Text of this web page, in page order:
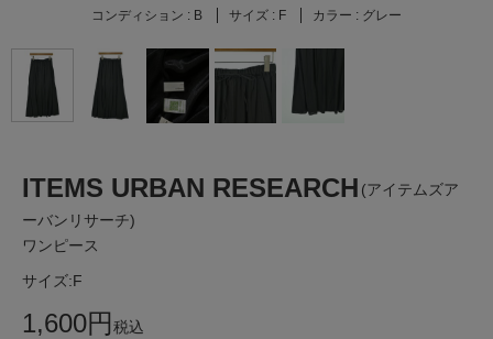
コンディション : B サイズ : F カラー : グレー
ITEMS URBAN RESEARCH (アイテムズア
ーバンリサーチ)
ワンピース
サイズ:F
1,600円税込